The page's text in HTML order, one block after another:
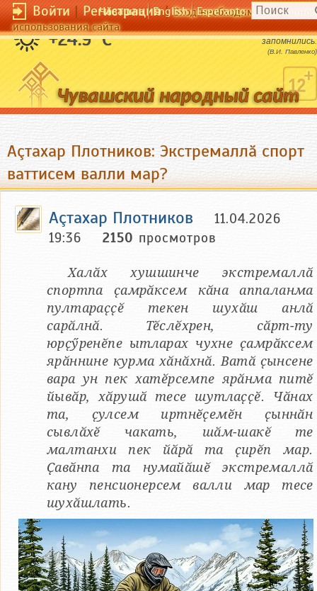
Войти|Регистрация|Вход необходим для
использования сайта
Чӑвашла English Esperanto
+24.9 °C
Жизнь - не те дни, что прошли, а те, что
запомнились.
(В.И. Павленко)
Аçтахар Плотников: Экстремаллӑ спорт
ваттисем валли мар?
Аçтахар Плотников
11.04.2026
19:36
2150 просмотров
Халӑх хушшинче экстремаллӑ
спортпа ҫамрӑксем кӑна аппаланма
пултараҫҫӗ текен шухӑш анлӑ
сарӑлнӑ. Тӗслӗхрен, сӑрт-ту
юрҫӳренӗпе ытларах чухне ҫамрӑксем
ярӑннине курма хӑнӑхнӑ. Ватӑ ҫынсене
вара ун пек хатӗрсемпе ярӑнма питӗ
йывӑр, хӑрушӑ тесе шутлаҫҫӗ. Чӑнах
та, ҫулсем иртнӗҫемӗн ҫыннӑн
сывлӑхӗ чакать, шӑм-шакӗ те
малтанхи пек йӑрӑ та ҫирӗп мар.
Ҫавӑнпа та нумайӑшӗ экстремаллӑ
кану пенсионерсем валли мар тесе
шухӑшлать.